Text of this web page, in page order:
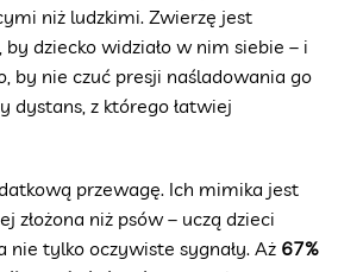
niż ludzkimi. Zwierzę jest
dziecko widziało w nim siebie – i
by nie czuć presji naśladowania go
dystans, z którego łatwiej
przewagę. Ich mimika jest
złożona niż psów – uczą dzieci
nie tylko oczywiste sygnały. Aż 67%